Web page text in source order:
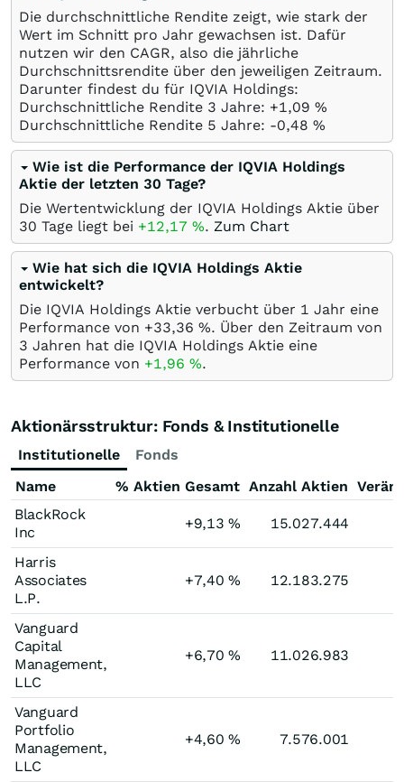
Die durchschnittliche Rendite zeigt, wie stark der
Wert im Schnitt pro Jahr gewachsen ist. Dafür
nutzen wir den CAGR, also die jährliche
Durchschnittsrendite über den jeweiligen Zeitraum.
Darunter findest du für IQVIA Holdings:
Durchschnittliche Rendite 3 Jahre: +1,09 %
Durchschnittliche Rendite 5 Jahre: -0,48 %
Wie ist die Performance der IQVIA Holdings
Aktie der letzten 30 Tage?
Die Wertentwicklung der IQVIA Holdings Aktie über
30 Tage liegt bei +12,17 %. Zum Chart
Wie hat sich die IQVIA Holdings Aktie
entwickelt?
Die IQVIA Holdings Aktie verbucht über 1 Jahr eine
Performance von +33,36 %. Über den Zeitraum von
3 Jahren hat die IQVIA Holdings Aktie eine
Performance von +1,96 %.
Aktionärsstruktur: Fonds & Institutionelle
Institutionelle
Fonds
Name
% Aktien Gesamt Anzahl Aktien
BlackRock
Inc
+9,13% 15.027.444
Harris
Associates
L.P.
+7,40% 12.183.275
Vanguard
Capital
Management,
LLC
+6,70% 11.026.983
Vanguard
Portfolio
Management,
LLC
+4,60% 7.576.001